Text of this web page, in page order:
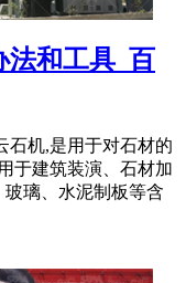
法和工具_百
石机,是用于对石材的
于建筑装演、石材加
璃、水泥制板等含